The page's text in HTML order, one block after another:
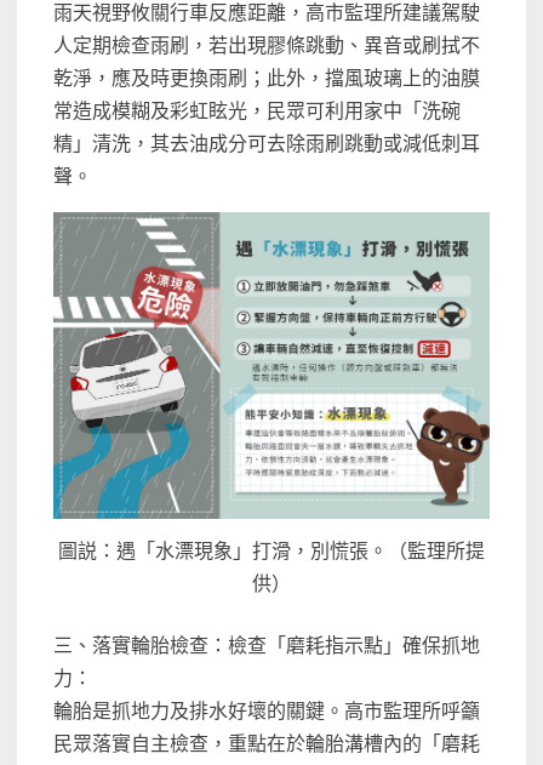
雨天視野攸關行車反應距離，高市監理所建議駕駛
人定期檢查雨刷，若出現膠條跳動、異音或刷拭不
乾淨，應及時更換雨刷；此外，擋風玻璃上的油膜
常造成模糊及彩虹眩光，民眾可利用家中「洗碗
精」清洗，其去油成分可去除雨刷跳動或減低刺耳
聲。
圖説：遇「水漂現象」打滑，別慌張。（監理所提
供）
三、落實輪胎檢查：檢查「磨耗指示點」確保抓地
力：
輪胎是抓地力及排水好壞的關鍵。高市監理所呼籲
民眾落實自主檢查，重點在於輪胎溝槽內的「磨耗